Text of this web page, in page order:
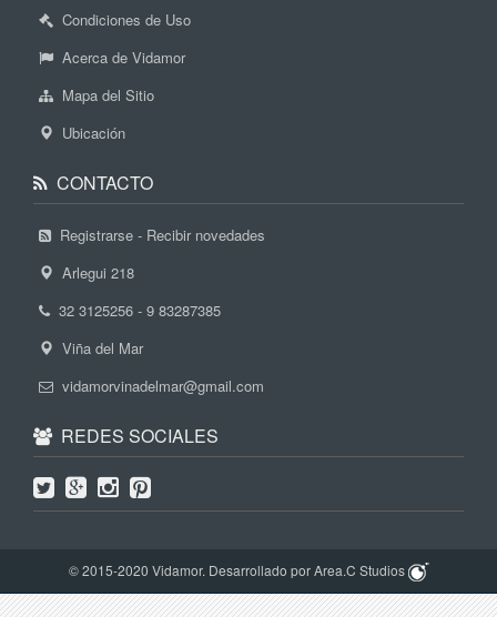
Condiciones de Uso
Acerca de Vidamor
Mapa del Sitio
Ubicación
CONTACTO
Registrarse - Recibir novedades
Arlegui 218
32 3125256 - 9 83287385
Viña del Mar
vidamorvinadelmar@gmail.com
REDES SOCIALES
© 2015-2020 Vidamor. Desarrollado por Area.C Studios